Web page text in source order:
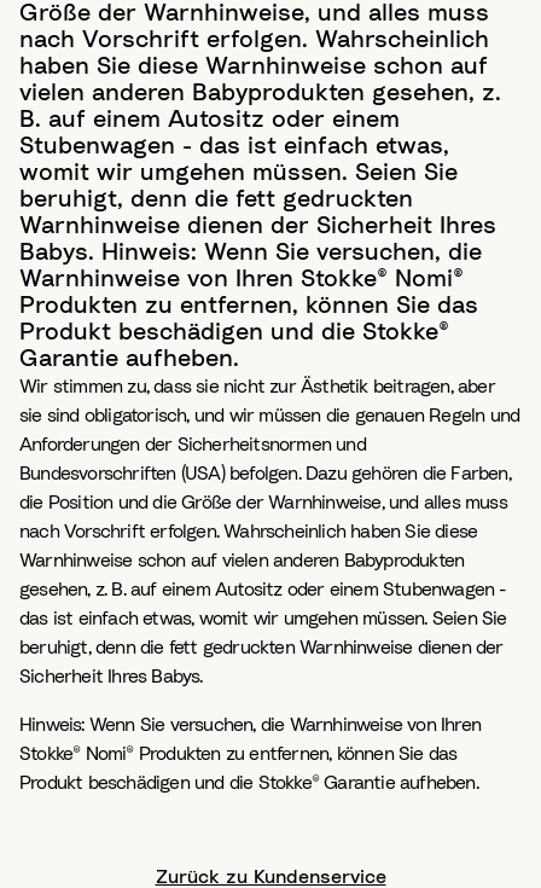
Größe der Warnhinweise, und alles muss
nach Vorschrift erfolgen. Wahrscheinlich
haben Sie diese Warnhinweise schon auf
vielen anderen Babyprodukten gesehen, z.
B. auf einem Autositz oder einem
Stubenwagen - das ist einfach etwas,
womit wir umgehen müssen. Seien Sie
beruhigt, denn die fett gedruckten
Warnhinweise dienen der Sicherheit Ihres
Babys. Hinweis: Wenn Sie versuchen, die
Warnhinweise von Ihren Stokke® Nomi®
Produkten zu entfernen, können Sie das
Produkt beschädigen und die Stokke®
Garantie aufheben.
Wir stimmen zu, dass sie nicht zur Ästhetik beitragen, aber
sie sind obligatorisch, und wir müssen die genauen Regeln und
Anforderungen der Sicherheitsnormen und
Bundesvorschriften (USA) befolgen. Dazu gehören die Farben,
die Position und die Größe der Warnhinweise, und alles muss
nach Vorschrift erfolgen. Wahrscheinlich haben Sie diese
Warnhinweise schon auf vielen anderen Babyprodukten
gesehen, z. B. auf einem Autositz oder einem Stubenwagen -
das ist einfach etwas, womit wir umgehen müssen. Seien Sie
beruhigt, denn die fett gedruckten Warnhinweise dienen der
Sicherheit Ihres Babys.
Hinweis: Wenn Sie versuchen, die Warnhinweise von Ihren
Stokke® Nomi® Produkten zu entfernen, können Sie das
Produkt beschädigen und die Stokke® Garantie aufheben.
Zurück zu Kundenservice